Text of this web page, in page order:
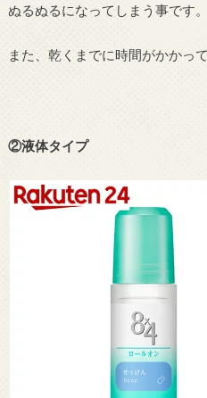
ぬるぬるになってしまう事です。
また、乾くまでに時間がかかっ
②液体タイプ